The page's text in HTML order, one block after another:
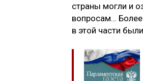
страны могли и
вопросам…
в этой части